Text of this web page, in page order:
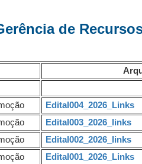
de
Edital004_2026_Links
Edital003_2026_links
Edital002_2026_links
Edital001_2026_Links